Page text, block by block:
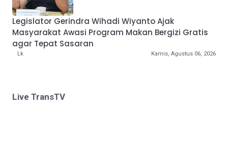
Legislator Gerindra Wihadi Wiyanto Ajak
Masyarakat Awasi Program Makan Bergizi Gratis
agar Tepat Sasaran
Lk Kamis, Agustus 06, 2026
Live TransTV